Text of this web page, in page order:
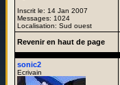
Inscrit le: 14 Jan 2007
Messages: 1024
Localisation: Sud ouest
Revenir en haut de page
sonic2
Ecrivain